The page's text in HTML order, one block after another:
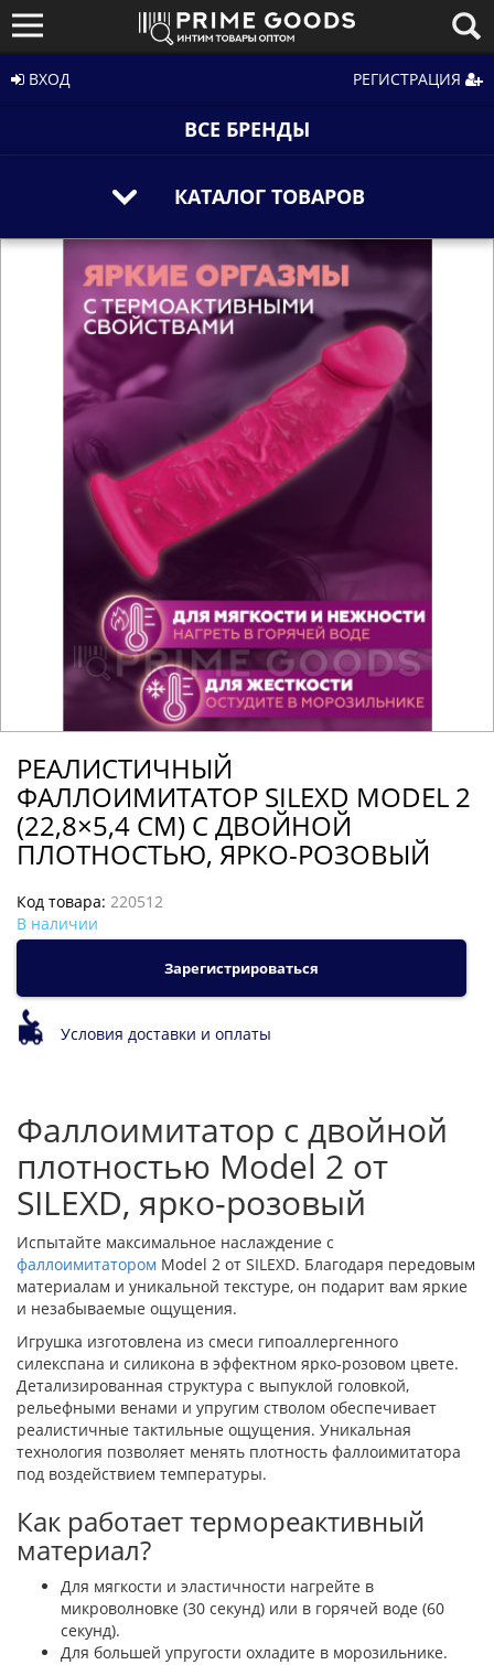
ВХОД РЕГИСТРАЦИЯ
ВСЕ БРЕНДЫ
КАТАЛОГ ТОВАРОВ
РЕАЛИСТИЧНЫЙ
ФАЛЛОИМИТАТОР SILEXD MODEL 2
(22,8×5,4 СМ) С ДВОЙНОЙ
ПЛОТНОСТЬЮ, ЯРКО-РОЗОВЫЙ
Код товара: 220512
В наличии
Зарегистрироваться
Условия доставки и оплаты
Фаллоимитатор с двойной
плотностью Model 2 от
SILEXD, ярко-розовый
Испытайте максимальное наслаждение с
фаллоимитатором Model 2 от SILEXD. Благодаря передовым
материалам и уникальной текстуре, он подарит вам яркие
и незабываемые ощущения.
Игрушка изготовлена из смеси гипоаллергенного
силекспана и силикона в эффектном ярко-розовом цвете.
Детализированная структура с выпуклой головкой,
рельефными венами и упругим стволом обеспечивает
реалистичные тактильные ощущения. Уникальная
технология позволяет менять плотность фаллоимитатора
под воздействием температуры.
Как работает термореактивный
материал?
Для мягкости и эластичности нагрейте в
микроволновке (30 секунд) или в горячей воде (60
секунд).
Для большей упругости охладите в морозильнике.